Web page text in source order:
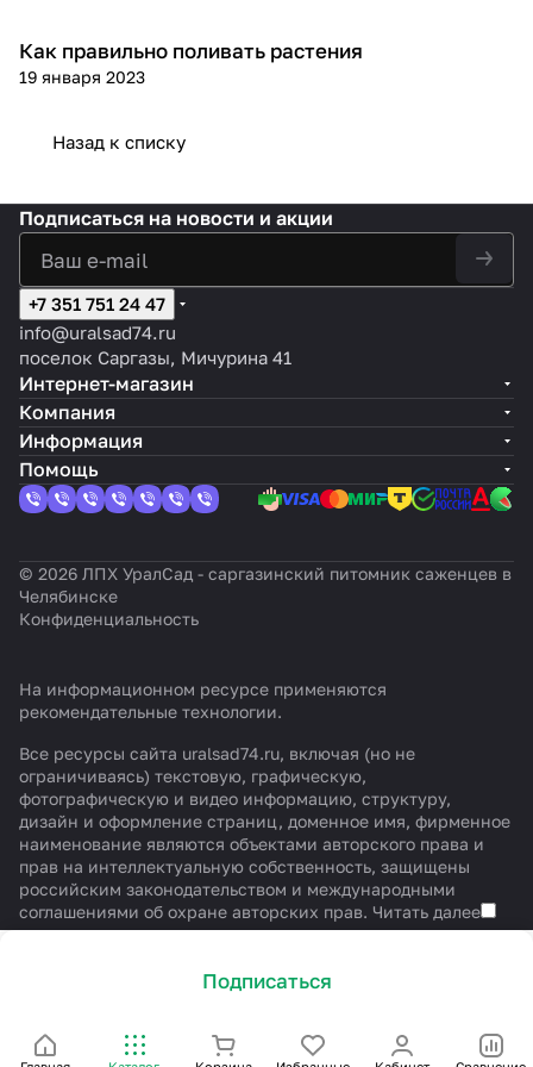
Посадка и уход
Как правильно поливать растения
19 января 2023
Назад к списку
Подписаться
Подписаться на новости и акции
+7 351 751 24 47
info@uralsad74.ru
поселок Саргазы, Мичурина 41
Интернет-магазин
Компания
Информация
Помощь
© 2026 ЛПХ УралСад - саргазинский питомник саженцев в
Челябинске
Конфиденциальность
На информационном ресурсе применяются
рекомендательные технологии.
Все ресурсы сайта uralsad74.ru, включая (но не
ограничиваясь) текстовую, графическую,
фотографическую и видео информацию, структуру,
дизайн и оформление страниц, доменное имя, фирменное
наименование являются объектами авторского права и
прав на интеллектуальную собственность, защищены
российским законодательством и международными
соглашениями об охране авторских прав. Читать далее